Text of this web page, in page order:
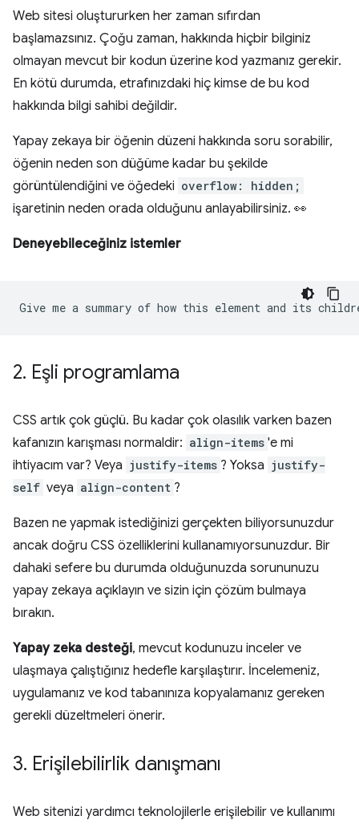
Web sitesi oluştururken her zaman sıfırdan
başlamazsınız. Çoğu zaman, hakkında hiçbir bilginiz
olmayan mevcut bir kodun üzerine kod yazmanız gerekir.
En kötü durumda, etrafınızdaki hiç kimse de bu kod
hakkında bilgi sahibi değildir.
Yapay zekaya bir öğenin düzeni hakkında soru sorabilir,
öğenin neden son düğüme kadar bu şekilde
görüntülendiğini ve öğedeki overflow: hidden;
işaretinin neden orada olduğunu anlayabilirsiniz. 👀
Deneyebileceğiniz istemler
2. Eşli programlama
CSS artık çok güçlü. Bu kadar çok olasılık varken bazen
kafanızın karışması normaldir: align-items 'e mi
ihtiyacım var? Veya justify-items ? Yoksa justify-
self veya align-content ?
Bazen ne yapmak istediğinizi gerçekten biliyorsunuzdur
ancak doğru CSS özelliklerini kullanamıyorsunuzdur. Bir
dahaki sefere bu durumda olduğunuzda sorununuzu
yapay zekaya açıklayın ve sizin için çözüm bulmaya
bırakın.
Yapay zeka desteği, mevcut kodunuzu inceler ve
ulaşmaya çalıştığınız hedefle karşılaştırır. İncelemeniz,
uygulamanız ve kod tabanınıza kopyalamanız gereken
gerekli düzeltmeleri önerir.
3. Erişilebilirlik danışmanı
Web sitenizi yardımcı teknolojilerle erişilebilir ve kullanımı